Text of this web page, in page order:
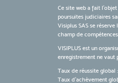
Ce site web a fait
poursuites judiciaires
Visiplus SAS se
champ de
VISIPLUS est un
enregistrement ne vaut
Taux de réussite
Taux d’achèvement